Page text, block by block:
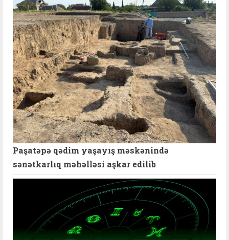
Paşatəpə qədim yaşayış məskənində
sənətkarlıq məhəlləsi aşkar edilib